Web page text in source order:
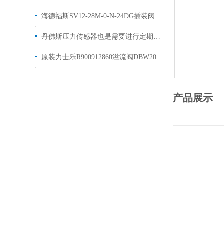
海德福斯SV12-28M-0-N-24DG插装阀资料SV12-20-0-N
丹佛斯压力传感器也是需要进行定期维护与检查的
原装力士乐R900912860溢流阀DBW20B2-5X/200
产品展示